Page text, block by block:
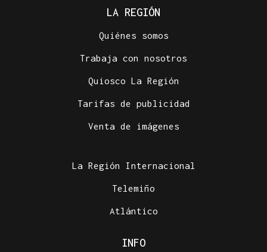
LA REGIÓN
Quiénes somos
Trabaja con nosotros
Quiosco La Región
Tarifas de publicidad
Venta de imágenes
La Región Internacional
Telemiño
Atlántico
INFO